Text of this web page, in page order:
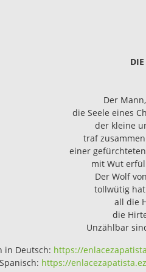
Der
die Seele eines
der kleine
traf
einer
mit Wut
Der Wolf
tollwütig
all die
die
Unzählbar
in Deutsch: https://
https://